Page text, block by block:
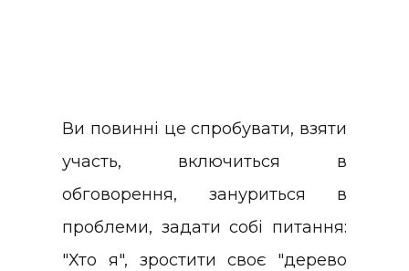
Ви повинні це спробувати, взяти
участь, включиться в
обговорення, зануриться в
проблеми, задати собі питання:
"Хто я", зростити своє "дерево